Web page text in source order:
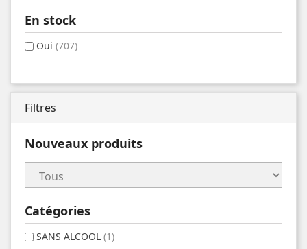
En stock
Oui (707)
Filtres
Nouveaux produits
Catégories
SANS ALCOOL (1)